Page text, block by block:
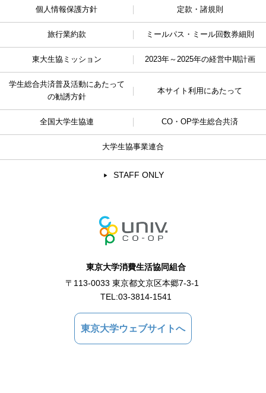
個人情報保護方針 定款・諸規則
旅行業約款 ミールパス・ミール回数券細則
東大生協ミッション 2023年～2025年の経営中期計画
学生総合共済普及活動にあたって
の勧誘方針
本サイト利用にあたって
全国大学生協連 CO・OP学生総合共済
大学生協事業連合
STAFF ONLY
東京大学消費生活協同組合
〒113-0033 東京都文京区本郷7-3-1
TEL:03-3814-1541
東京大学ウェブサイトへ